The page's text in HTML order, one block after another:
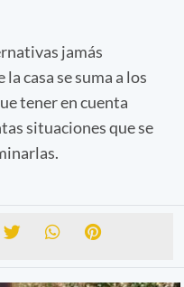
jamás
casa se suma a los
tener en cuenta
situaciones que se